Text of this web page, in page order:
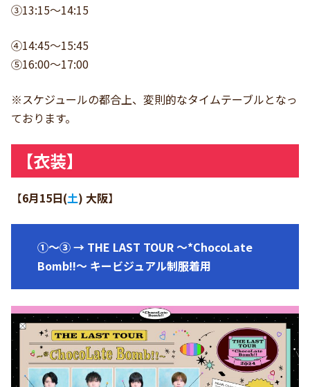
③13:15〜14:15
④14:45〜15:45
⑤16:00〜17:00
※スケジュールの都合上、変則的なタイムテーブルとなっ
ております。
【衣装】
【6月15日(土) 大阪】
①〜③ → THE LAST TOUR 〜*ChocoLate
Bomb!!〜 キービジュアル制服着用